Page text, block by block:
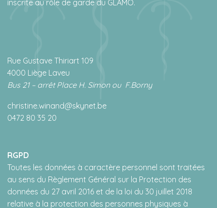
inscrite au rôle de garde du GLAMO.
Rue Gustave Thiriart 109
4000 Liège Laveu
Bus 21 – arrêt Place H. Simon ou F.Borny
christine.winand@skynet.be
0472 80 35 20
RGPD
Toutes les données à caractère personnel sont traitées
au sens du Règlement Général sur la Protection des
données du 27 avril 2016 et de la loi du 30 juillet 2018
relative à la protection des personnes physiques à